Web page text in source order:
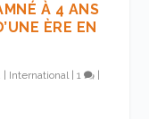
À 4 ANS
ÈRE EN
International|1